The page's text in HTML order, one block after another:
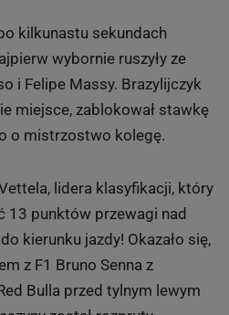
po raz trzeci
z rzędu wygrał Formułę 1,
dramatycznym
na Sport.pl:
kilkunastu sekundach
wybornie ruszyły ze